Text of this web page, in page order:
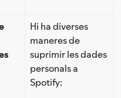
Hi ha diverses
maneres de
suprimir les dades
personals a
Spotify: